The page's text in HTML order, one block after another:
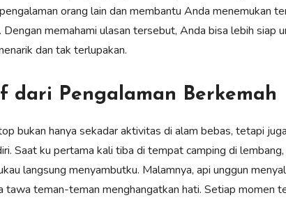
orang lain dan membantu Anda menemukan
Dengan memahami ulasan tersebut, Anda bisa lebih siap
dan tak terlupakan.
dari Pengalaman Berkemah
bukan hanya sekadar aktivitas di alam bebas, tetapi
Saat ku pertama kali tiba di tempat camping di
langsung menyambutku. Malamnya, api unggun
tawa teman-teman menghangatkan hati. Setiap momen